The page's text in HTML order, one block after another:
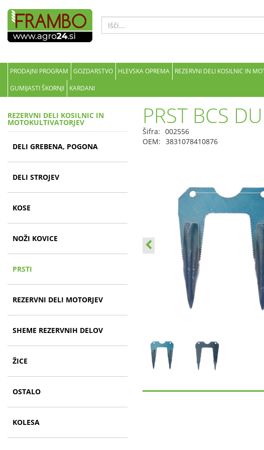
PRODAJNI PROGRAM GOZDARSTVO HLEVSKA OPREMA REZERVNI DELI KOSILNIC IN
GUMIJASTI ŠKORNJI
KARDANI
REZERVNI DELI KOSILNIC IN
MOTOKULTIVATORJEV
DELI GREBENA, POGONA
DELI STROJEV
KOSE
NOŽI KOVICE
PRSTI
REZERVNI DELI MOTORJEV
SHEME REZERVNIH DELOV
ŽICE
OSTALO
KOLESA
PRST BCS
Šifra: 002556
OEM: 3831078410876